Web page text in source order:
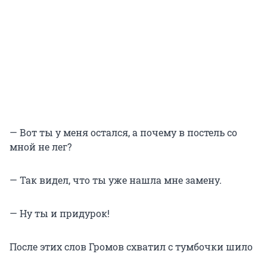
— Вот ты у меня остался, а почему в постель со
мной не лег?
— Так видел, что ты уже нашла мне замену.
— Ну ты и придурок!
После этих слов Громов схватил с тумбочки шило